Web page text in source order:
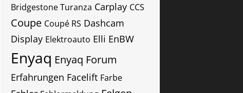
Bridgestone Turanza Carplay CCS
Coupe Coupé RS Dashcam
Display Elektroauto Elli EnBW
Enyaq Enyaq Forum
Erfahrungen Facelift Farbe